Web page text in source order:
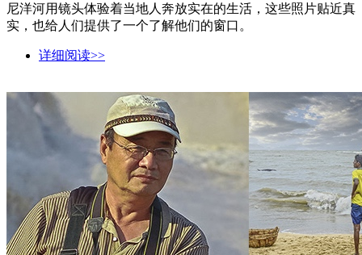
尼洋河用镜头体验着当地人奔放实在的生活，这些照片贴近真
实，也给人们提供了一个了解他们的窗口。
详细阅读>>